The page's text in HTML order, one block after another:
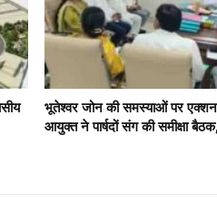
भूतेश्वर जोन की समस्याओं पर
आयुक्त ने पार्षदों संग की समीक्षा